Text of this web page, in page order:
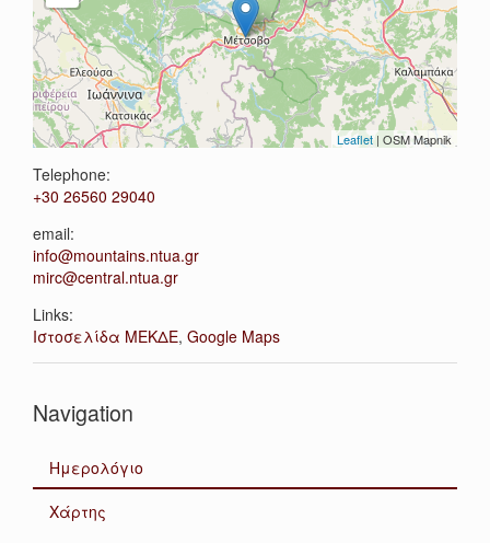
pm
7pm
8pm
9pm
10pm
Leaflet | OSM Mapnik
Telephone:
+30 26560 29040
email:
info@mountains.ntua.gr
mirc@central.ntua.gr
Links:
Ιστοσελίδα ΜΕΚΔΕ, Google Maps
Navigation
Ημερολόγιο
Χάρτης